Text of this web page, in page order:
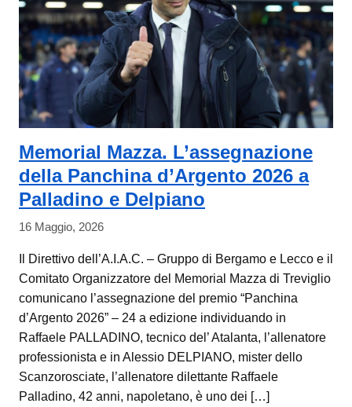
Memorial Mazza. L’assegnazione
della Panchina d’Argento 2026 a
Palladino e Delpiano
16 Maggio, 2026
Il Direttivo dell’A.I.A.C. – Gruppo di Bergamo e Lecco e il
Comitato Organizzatore del Memorial Mazza di Treviglio
comunicano l’assegnazione del premio “Panchina
d’Argento 2026” – 24 a edizione individuando in
Raffaele PALLADINO, tecnico del’ Atalanta, l’allenatore
professionista e in Alessio DELPIANO, mister dello
Scanzorosciate, l’allenatore dilettante Raffaele
Palladino, 42 anni, napoletano, è uno dei […]